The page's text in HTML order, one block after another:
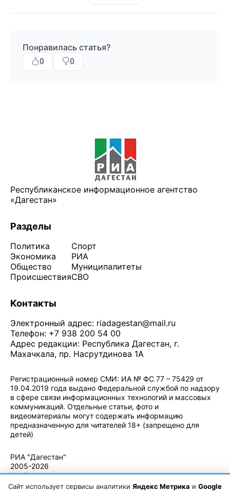
Понравилась статья?
0 0
Республиканское информационное агентство
«Дагестан»
Разделы
Политика
Экономика
Общество
Происшествия
Спорт
РИА
Муниципалитеты
СВО
Контакты
Электронный адрес: riadagestan@mail.ru
Телефон: +7 938 200 54 00
Адрес редакции: Республика Дагестан, г.
Махачкала, пр. Насрутдинова 1А
Регистрационный номер СМИ: ИА № ФС 77 – 75429 от
19.04.2019 года выдано Федеральной службой по надзору
в сфере связи информационных технологий и массовых
коммуникаций. Отдельные статьи, фото и
видеоматериалы могут содержать информацию
предназначенную для читателей 18+ (запрещено для
детей)
РИА "Дагестан"
2005-2026
© - Правила
использования
Сайт использует сервисы аналитики Яндекс Метрика и Google